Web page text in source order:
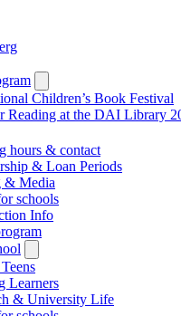
submenu
Children’s Book Festival
Reading at the DAI Library
hours & contact
& Loan Periods
& Media
schools
Info
submenu
Learners
& University Life